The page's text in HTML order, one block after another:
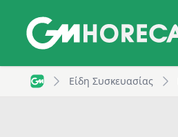
Σωσάκι PET στρογγυλό με
Είδη Συσκευασίας